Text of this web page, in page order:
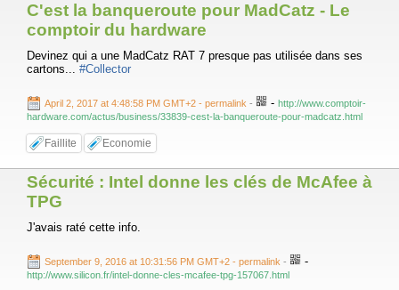
C'est la banqueroute pour MadCatz - Le
comptoir du hardware
Devinez qui a une MadCatz RAT 7 presque pas utilisée dans ses
cartons... #Collector
April 2, 2017 at 4:48:58 PM GMT+2 - permalink - - http://www.comptoir-
hardware.com/actus/business/33839-cest-la-banqueroute-pour-madcatz.html
Faillite Economie
Sécurité : Intel donne les clés de McAfee à
TPG
J'avais raté cette info.
September 9, 2016 at 10:31:56 PM GMT+2 - permalink - -
http://www.silicon.fr/intel-donne-cles-mcafee-tpg-157067.html